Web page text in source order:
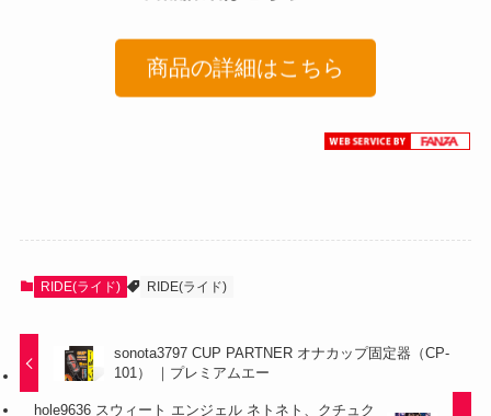
商品の詳細はこちら
RIDE(ライド) RIDE(ライド)
sonota3797 CUP PARTNER オナカップ固定器（CP-
101） ｜プレミアムエー
hole9636 スウィート エンジェル ネトネト、クチュク